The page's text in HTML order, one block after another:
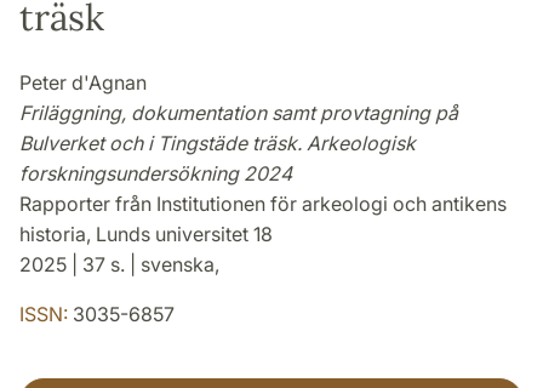
träsk
Peter d'Agnan
Friläggning, dokumentation samt provtagning på
Bulverket och i Tingstäde träsk. Arkeologisk
forskningsundersökning 2024
Rapporter från Institutionen för arkeologi och antikens
historia, Lunds universitet 18
2025 | 37 s. | svenska,
ISSN: 3035-6857